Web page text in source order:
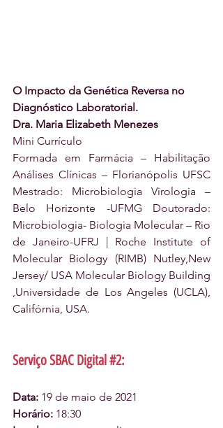
O Impacto da Genética Reversa no
Diagnóstico Laboratorial.
Dra. Maria Elizabeth Menezes
Mini Currículo
Formada em Farmácia – Habilitação
Análises Clínicas – Florianópolis UFSC
Mestrado: Microbiologia Virologia –
Belo Horizonte -UFMG Doutorado:
Microbiologia- Biologia Molecular – Rio
de Janeiro-UFRJ | Roche Institute of
Molecular Biology (RIMB) Nutley,New
Jersey/ USA Molecular Biology Building
,Universidade de Los Angeles (UCLA),
Califórnia, USA.
Serviço SBAC Digital #2:
Data: 19 de maio de 2021
Horário: 18:30